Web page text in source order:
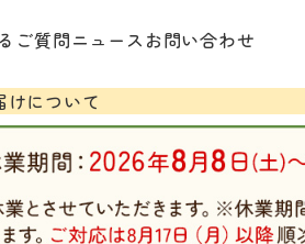
ご質問ニュース お問い合わせ
けについて